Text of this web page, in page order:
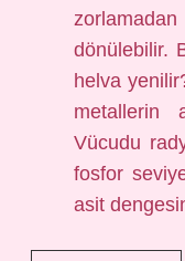
zorlamadan
dönülebilir.
helva
metallerin
Vücudu
fosfor
asit